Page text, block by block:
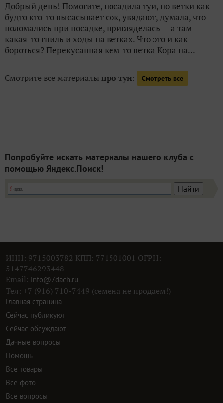
Добрый день! Помогите, посадила туи, но ветки как
будто кто-то высасывает сок, увядают, думала, что
поломались при посадке, пригляделась — а там
какая-то гниль и ходы на ветках. Что это и как
бороться? Перекусанная кем-то ветка Кора на...
Смотрите все материалы про туи: Смотреть все
Попробуйте искать материалы нашего клуба с
помощью Яндекс.Поиск!
ИНН: 9715003782 КПП: 771501001 ОГРН:
5147746293448
Email: info@7dach.ru
Тел: +7 (916) 710-7449 (семена не продаем!)
Главная страница
Сейчас публикуют
Сейчас обсуждают
Дачные вопросы
Помощь
Все товары
Все фото
Все вопросы